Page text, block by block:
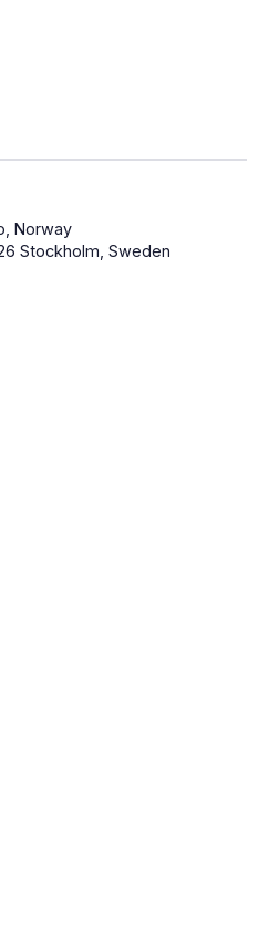
Norway
Stockholm, Sweden